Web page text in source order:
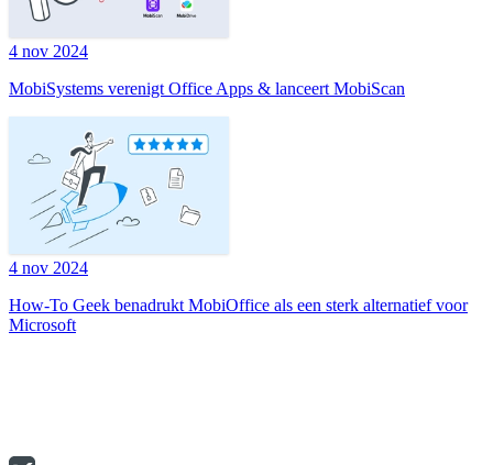
4 nov 2024
MobiSystems verenigt Office Apps & lanceert MobiScan
4 nov 2024
How-To Geek benadrukt MobiOffice als een sterk alternatief voor
Microsoft